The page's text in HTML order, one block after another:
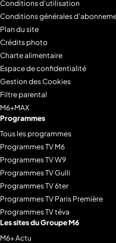
Conditions d'utilisation
Conditions générales
Plan du site
Crédits photo
Charte alimentaire
Espace de confidentialité
Gestion des Cookies
Filtre parental
M6+MAX
Programmes
Tous les programmes
Programmes TV M6
Programmes TV W9
Programmes TV Gulli
Programmes TV 6ter
Programmes TV Paris Première
Programmes TV téva
Les sites du Groupe M6
M6+ Actu